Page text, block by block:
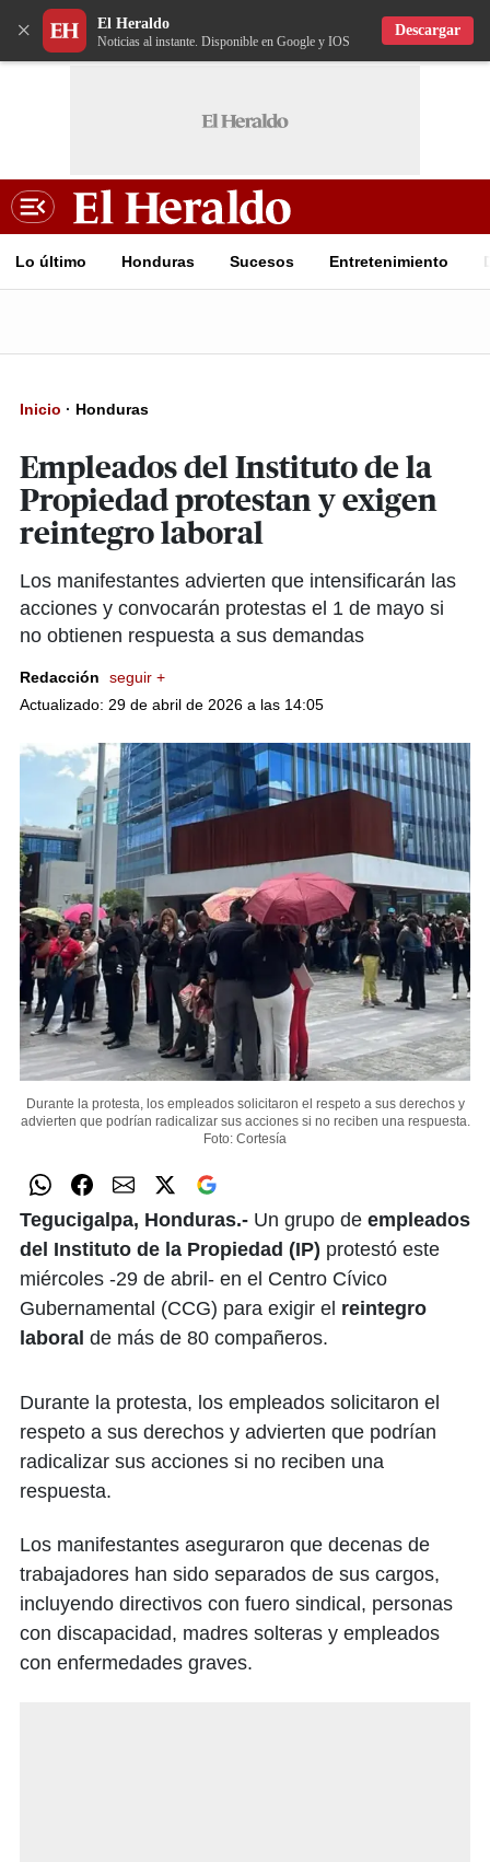
× El Heraldo
Noticias al instante. Disponible en Google y IOS
Descargar
Lo último Honduras Sucesos Entretenimiento
Inicio · Honduras
Empleados del Instituto de la
Propiedad protestan y exigen
reintegro laboral
Los manifestantes advierten que intensificarán las
acciones y convocarán protestas el 1 de mayo si
no obtienen respuesta a sus demandas
Redacción
seguir +
Actualizado: 29 de abril de 2026 a las 14:05
Durante la protesta, los empleados solicitaron el respeto a sus derechos y
advierten que podrían radicalizar sus acciones si no reciben una respuesta.
Foto: Cortesía
Tegucigalpa, Honduras.- Un grupo de empleados
del Instituto de la Propiedad (IP) protestó este
miércoles -29 de abril- en el Centro Cívico
Gubernamental (CCG) para exigir el reintegro
laboral de más de 80 compañeros.
Durante la protesta, los empleados solicitaron el
respeto a sus derechos y advierten que podrían
radicalizar sus acciones si no reciben una
respuesta.
Los manifestantes aseguraron que decenas de
trabajadores han sido separados de sus cargos,
incluyendo directivos con fuero sindical, personas
con discapacidad, madres solteras y empleados
con enfermedades graves.